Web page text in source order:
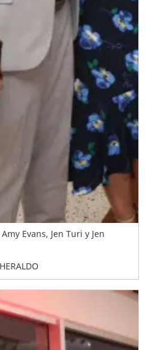
Evans, Jen Turi y Jen